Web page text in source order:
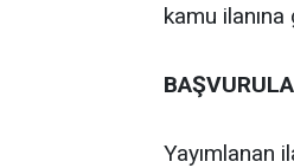
kamu
Yayımlanan